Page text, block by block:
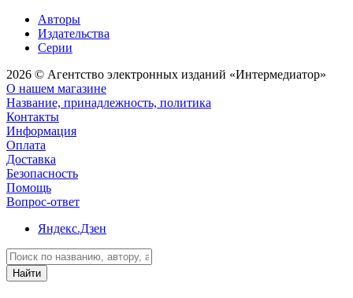
Авторы
Издательства
Серии
2026 © Агентство электронных изданий «Интермедиатор»
О нашем магазине
Название, принадлежность, политика
Контакты
Информация
Оплата
Доставка
Безопасность
Помощь
Вопрос-ответ
Яндекс.Дзен
Найти